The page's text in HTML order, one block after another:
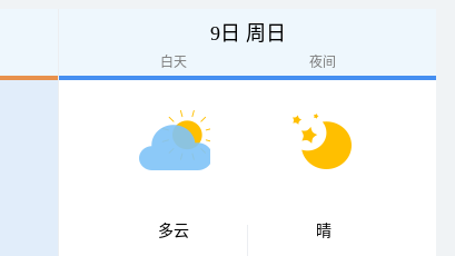
9日 周日
白天 夜间
多云 晴